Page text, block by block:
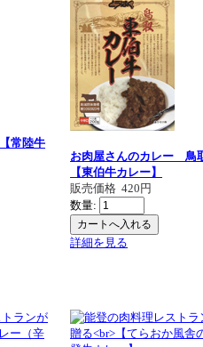
常陸牛
お肉屋さんのカレー 鳥
【東伯牛カレー】
販売価格 420円
数量:
詳細を見る